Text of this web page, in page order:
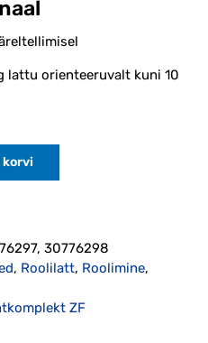
lattu orienteeruvalt kuni 10
korvi
30776298
, Roolilatt, Roolimine,
ZF